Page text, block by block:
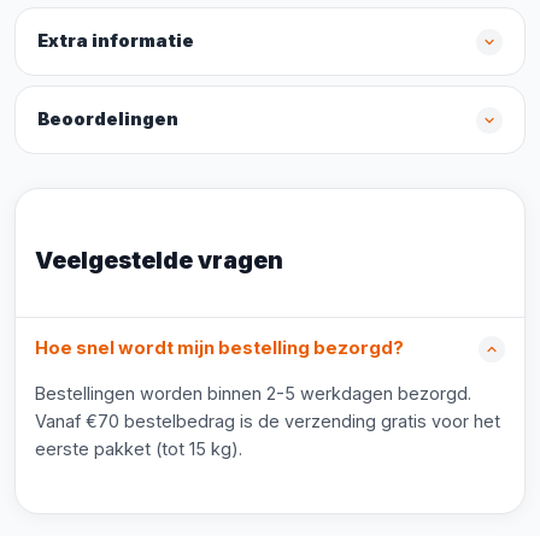
Extra informatie
Beoordelingen
Veelgestelde vragen
Hoe snel wordt mijn bestelling bezorgd?
Bestellingen worden binnen 2-5 werkdagen bezorgd.
Vanaf €70 bestelbedrag is de verzending gratis voor het
eerste pakket (tot 15 kg).